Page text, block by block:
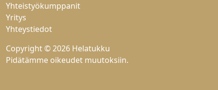
Yhteistyökumppanit
Yritys
Yhteystiedot
Copyright © 2026 Helatukku
Pidätämme oikeudet muutoksiin.